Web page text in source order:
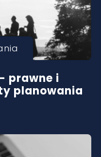
prawne i
planowania